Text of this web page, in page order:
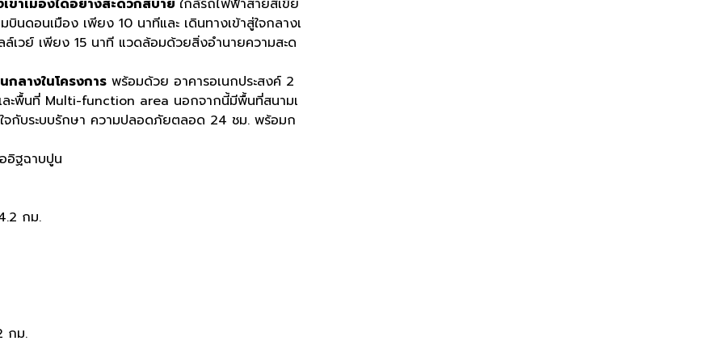
ข้าเมืองได้อย่างสะดวกสบาย ใกล้รถไฟฟ้าสายสีเขีย
ดอนเมือง เพียง 10 นาทีและ เดินทางเข้าสู่ใจกลางเ
เวย์ เพียง 15 นาที แวดล้อมด้วยสิ่งอำนายความสะด
ลางในโครงการ พร้อมด้วย อาคารอเนกประสงค์ 2
พื้นที่ Multi-function area นอกจากนี้มีพื้นที่สนามเ
จกับระบบรักษา ความปลอดภัยตลอด 24 ชม. พร้อมก
อิฐฉาบปูน
กม.
กม.